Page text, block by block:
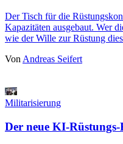
Der Tisch für die
Kapazitäten ausgebaut. Wer
wie der Wille zur Rüstung
VonAndreas Seifert
Militarisierung
Der neue KI-